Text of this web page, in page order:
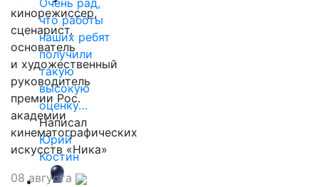
Очень рад,
что работы
наших ребят
получили
такую
высокую
оценку…
Написал
Юрий
Костин
кинорежиссер,
сценарист,
основатель
и художественный
руководитель
премии Рос.
академии
кинематографических
искусств «Ника»
08 августа